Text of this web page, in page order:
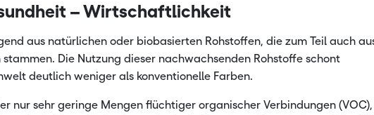
– Wirtschaftlichkeit
aus natürlichen oder biobasierten Rohstoffen, die zum Teil auch
Die Nutzung dieser nachwachsenden Rohstoffe schont
deutlich weniger als konventionelle Farben.
nur sehr geringe Mengen flüchtiger organischer Verbindungen